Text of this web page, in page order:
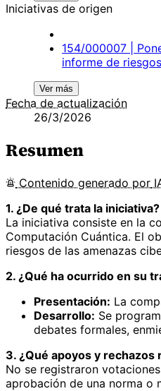
Iniciativas de origen
154/000007 |
informe de
Ver más
Fecha de actualización
26/3/2026
Resumen
Contenido generado por
1. ¿De qué trata la iniciativa?
La iniciativa consiste en la
Computación Cuántica. El
riesgos de las amenazas
2. ¿Qué ha ocurrido en su
Presentación: La
Desarrollo: Se
debates formales,
3. ¿Qué apoyos y rechazos
No se registraron
aprobación de una norma o